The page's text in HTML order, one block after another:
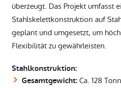
überzeugt. Das Projekt umfasst
Stahlskelettkonstruktion auf
geplant und umgesetzt, um
Flexibilität zu gewährleisten.
Stahlkonstruktion:
Gesamtgewicht: Ca. 128